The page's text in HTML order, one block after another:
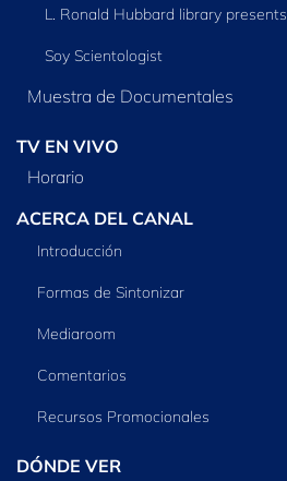
L. Ronald Hubbard library presents
Soy Scientologist
Muestra de Documentales
TV EN VIVO
Horario
ACERCA DEL CANAL
Introducción
Formas de Sintonizar
Mediaroom
Comentarios
Recursos Promocionales
DÓNDE VER